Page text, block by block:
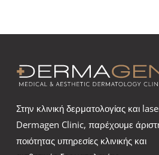
Στην κλινική δερματολογίας και
Dermagen Clinic, παρέχουμε
ποιότητας υπηρεσίες κλινικής και